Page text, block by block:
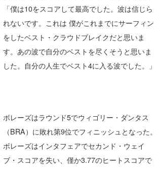
「僕は10をスコアして最高でした。波は信じら
れないです。これは 僕がこれまでにサーフィン
をしたベスト・クラウドブレイクだと思いま
す。あの波で自分のベストを尽くそうと思いま
した。自分の人生でベスト4に入る波でした。」
ボレーズはラウンド5でウィゴリー・ダンタス
（BRA）に敗れ第9位でフィニッシュとなった。
ボレーズはインタフェアでセカンド・ウェイ
ブ・スコアを失い、僅か3.77のヒートスコアで